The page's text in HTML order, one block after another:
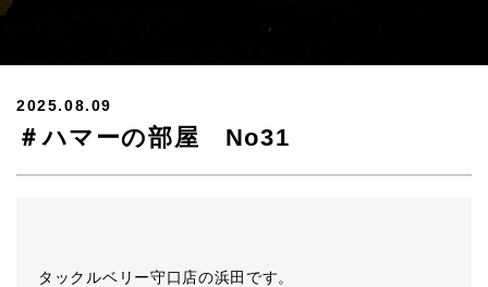
2025.08.09
＃ハマーの部屋 No31
タックルベリー守口店の浜田です。